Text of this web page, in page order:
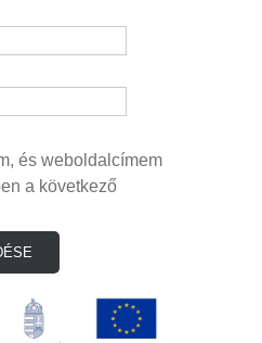
és weboldalcímem
a következő